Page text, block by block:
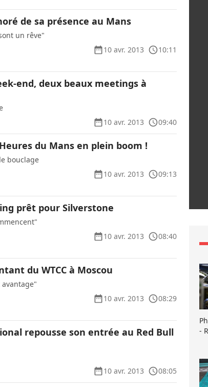
de sa présence au Mans
un rêve"
10 avr. 2013
10:11
end, deux beaux meetings à
10 avr. 2013
09:40
du Mans en plein boom !
bouclage
10 avr. 2013
09:13
prêt pour Silverstone
10 avr. 2013
08:40
du WTCC à Moscou
avantage"
10 avr. 2013
08:29
repousse son entrée au Red Bull
10 avr. 2013
08:05
-